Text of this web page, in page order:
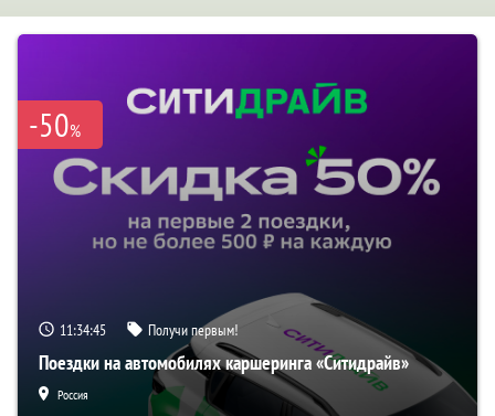
-50%
11:34:45 Получи первым!
Поездки на автомобилях каршеринга «Ситидрайв»
Россия